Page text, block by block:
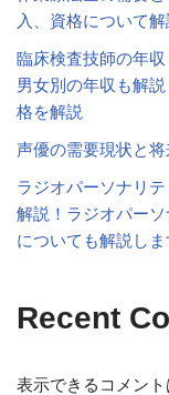
入、資格について解
臨床検査技師の年
男女別の年収も解
格を解説
声優の需要現状と
ラジオパーソナリ
解説！ラジオパー
についても解説しま
Recent
表示できるコメント